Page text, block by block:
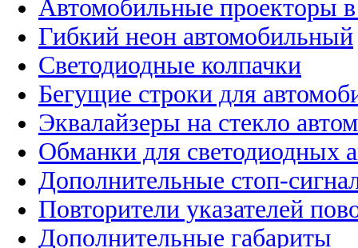
Автомобильные проекторы
Гибкий неон автомобильный
Светодиодные колпачки
Бегущие строки для
Эквалайзеры на стекло
Обманки для светодиодных
Дополнительные стоп-
Повторители указателей
Дополнительные габариты